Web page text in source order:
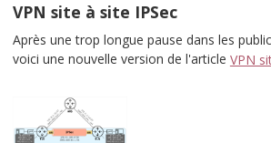
VPN site à site IPSec
Après une trop longue pause dans les
voici une nouvelle version de l'article VPN